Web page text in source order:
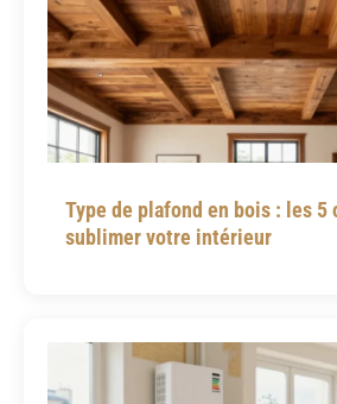
Type de plafond en bois : les 5
sublimer votre intérieur